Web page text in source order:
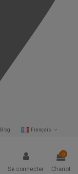
Français
Blog
Se connecter
0
Chariot